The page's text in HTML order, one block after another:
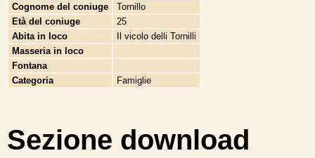
Cognome del coniuge
Tornillo
Età del coniuge
25
Abita in loco
Il vicolo delli Tornilli
Masseria in loco
Fontana
Categoria
Famiglie
Sezione download